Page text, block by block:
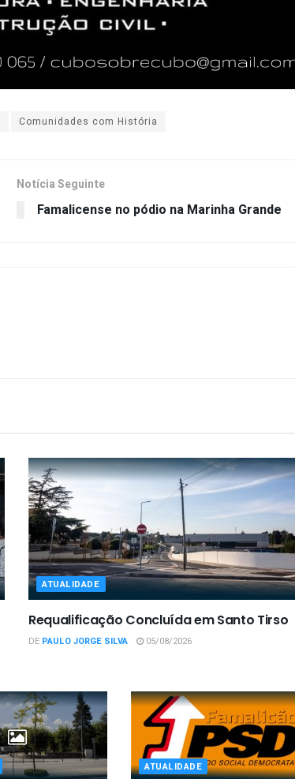
Comunidades com História
Notícia Seguinte
Famalicense no pódio na Marinha Grande
ATUALIDADE
Requalificação Concluída em Santo Tirso
DE PAULO JORGE SILVA 05/08/2026
ATUALIDADE